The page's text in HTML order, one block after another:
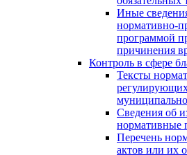
Иные
нормативно-
программой
причинения
Контроль в сфере
Тексты
Сведения об
нормативные
Перечень
актов или их